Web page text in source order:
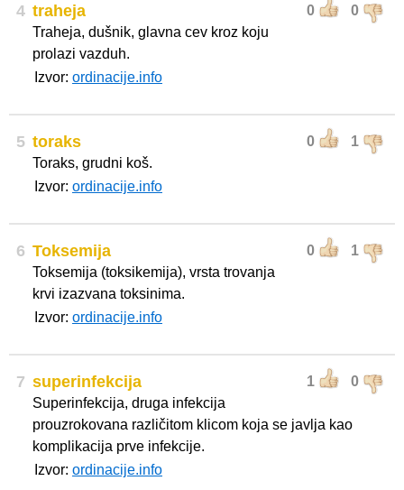
4 0 0
traheja
Traheja, dušnik, glavna cev kroz koju
prolazi vazduh.
Izvor: ordinacije.info
5 0 1
toraks
Toraks, grudni koš.
Izvor: ordinacije.info
6 0 1
Toksemija
Toksemija (toksikemija), vrsta trovanja
krvi izazvana toksinima.
Izvor: ordinacije.info
7 1 0
superinfekcija
Superinfekcija, druga infekcija
prouzrokovana različitom klicom koja se javlja kao
komplikacija prve infekcije.
Izvor: ordinacije.info